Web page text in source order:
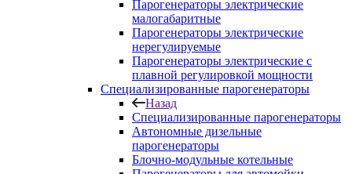
Парогенераторы электрические
малогабаритные
Парогенераторы электрические
нерегулируемые
Парогенераторы электрические с
плавной регулировкой мощности
Специализированные парогенераторы
Назад
Специализированные парогенераторы
Автономные дизельные
парогенераторы
Блочно-модульные котельные